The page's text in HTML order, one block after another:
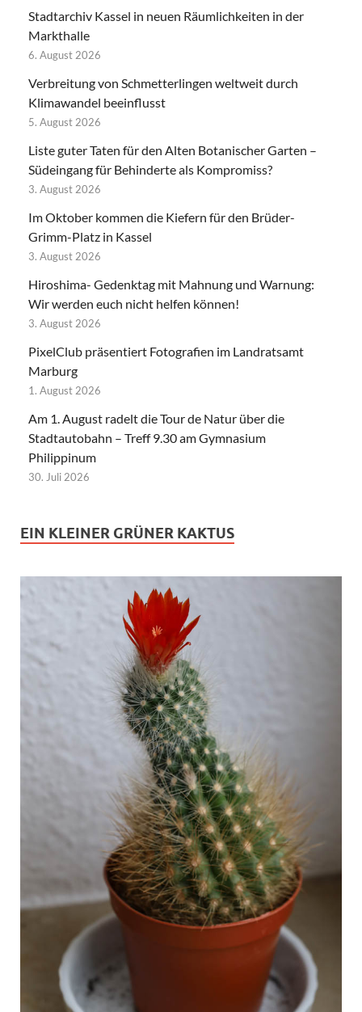
Stadtarchiv Kassel in neuen Räumlichkeiten in der
Markthalle
6. August 2026
Verbreitung von Schmetterlingen weltweit durch
Klimawandel beeinflusst
5. August 2026
Liste guter Taten für den Alten Botanischer Garten –
Südeingang für Behinderte als Kompromiss?
3. August 2026
Im Oktober kommen die Kiefern für den Brüder-
Grimm-Platz in Kassel
3. August 2026
Hiroshima- Gedenktag mit Mahnung und Warnung:
Wir werden euch nicht helfen können!
3. August 2026
PixelClub präsentiert Fotografien im Landratsamt
Marburg
1. August 2026
Am 1. August radelt die Tour de Natur über die
Stadtautobahn – Treff 9.30 am Gymnasium
Philippinum
30. Juli 2026
EIN KLEINER GRÜNER KAKTUS